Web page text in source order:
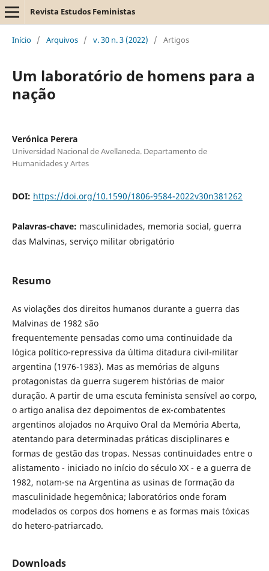
Revista Estudos Feministas
Início / Arquivos / v. 30 n. 3 (2022) / Artigos
Um laboratório de homens para a
nação
Verónica Perera
Universidad Nacional de Avellaneda. Departamento de
Humanidades y Artes
DOI: https://doi.org/10.1590/1806-9584-2022v30n381262
Palavras-chave: masculinidades, memoria social, guerra
das Malvinas, serviço militar obrigatório
Resumo
As violações dos direitos humanos durante a guerra das
Malvinas de 1982 são
frequentemente pensadas como uma continuidade da
lógica político-repressiva da última ditadura civil-militar
argentina (1976-1983). Mas as memórias de alguns
protagonistas da guerra sugerem histórias de maior
duração. A partir de uma escuta feminista sensível ao corpo,
o artigo analisa dez depoimentos de ex-combatentes
argentinos alojados no Arquivo Oral da Memória Aberta,
atentando para determinadas práticas disciplinares e
formas de gestão das tropas. Nessas continuidades entre o
alistamento - iniciado no início do século XX - e a guerra de
1982, notam-se na Argentina as usinas de formação da
masculinidade hegemônica; laboratórios onde foram
modelados os corpos dos homens e as formas mais tóxicas
do hetero-patriarcado.
Downloads